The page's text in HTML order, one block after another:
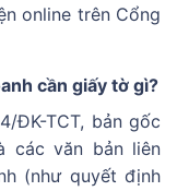
online trên Cổng
cần giấy tờ gì?
ĐK-TCT, bản gốc
các văn bản liên
(như quyết định